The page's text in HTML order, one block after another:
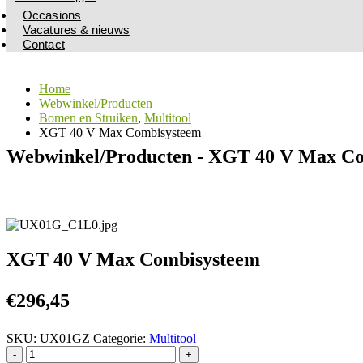
Occasions
Vacatures & nieuws
Contact
Home
Webwinkel/Producten
Bomen en Struiken, Multitool
XGT 40 V Max Combisysteem
Webwinkel/Producten - XGT 40 V Max
XGT 40 V Max Combisysteem
€296,45
SKU: UX01GZ Categorie: Multitool
-
+